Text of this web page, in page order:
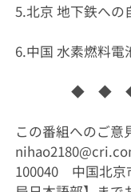
5.北京 地下鉄への
6.中国 水素燃料電
◆ ◆
この番組へのご意
100040 中国北京